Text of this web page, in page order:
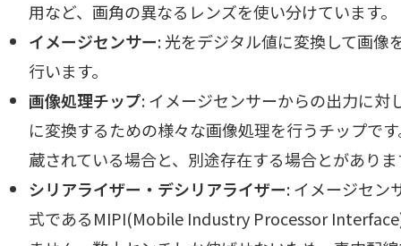
用など、画角の異なるレンズを使い分けています。
イメージセンサー: 光をデジタル値に変換して画像
行います。
画像処理チップ: イメージセンサーからの出力に対
に変換するための様々な画像処理を行うチップで
蔵されている場合と、別途存在する場合とがありま
シリアライザー・デシリアライザー: イメージセン
式であるMIPI(Mobile Industry Processor